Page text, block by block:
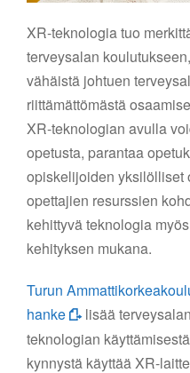
XR-teknologia tuo
terveysalan
vähäistä johtuen
riittämättömästä
XR-teknologian avulla
opetusta, parantaa
opiskelijoiden yksilölliset
opettajien resurssien
kehittyvä teknologia
kehityksen mukana.
Turun
hanke
lisää
teknologian
kynnystä käyttää XR-